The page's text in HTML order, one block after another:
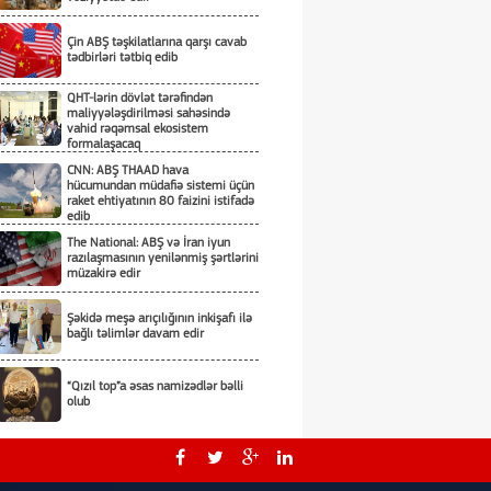
Çin ABŞ təşkilatlarına qarşı cavab
tədbirləri tətbiq edib
QHT-lərin dövlət tərəfindən
maliyyələşdirilməsi sahəsində
vahid rəqəmsal ekosistem
formalaşacaq
CNN: ABŞ THAAD hava
hücumundan müdafiə sistemi üçün
raket ehtiyatının 80 faizini istifadə
edib
The National: ABŞ və İran iyun
razılaşmasının yenilənmiş şərtlərini
müzakirə edir
Şəkidə meşə arıçılığının inkişafı ilə
bağlı təlimlər davam edir
“Qızıl top”a əsas namizədlər bəlli
olub
Çin ABŞ-yə qarşı sanksiyalar tətbiq
edib və ixrac məhdudiyyətlərini